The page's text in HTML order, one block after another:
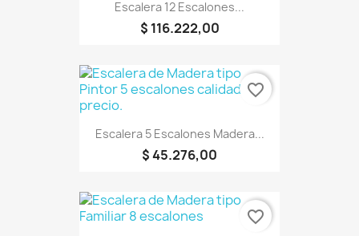
Escalera 12 Escalones...
$ 116.222,00
Escalera 5 Escalones Madera...
$ 45.276,00
favorite_border
favorite_border